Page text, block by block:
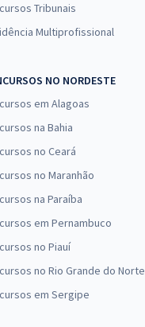
Tribunais
Multiprofissional
NO NORDESTE
em Alagoas
na Bahia
no Ceará
no Maranhão
na Paraíba
em Pernambuco
no Piauí
no Rio Grande do Norte
em Sergipe